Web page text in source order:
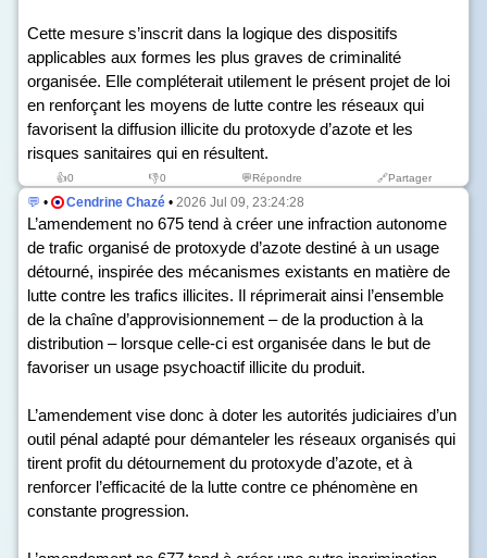
Cette mesure s’inscrit dans la logique des dispositifs
applicables aux formes les plus graves de criminalité
organisée. Elle compléterait utilement le présent projet de loi
en renforçant les moyens de lutte contre les réseaux qui
favorisent la diffusion illicite du protoxyde d’azote et les
risques sanitaires qui en résultent.
👍0 👎0 💬Répondre 🔗Partager
💬 • Cendrine Chazé • 2026 Jul 09, 23:24:28
L’amendement no 675 tend à créer une infraction autonome
de trafic organisé de protoxyde d’azote destiné à un usage
détourné, inspirée des mécanismes existants en matière de
lutte contre les trafics illicites. Il réprimerait ainsi l’ensemble
de la chaîne d’approvisionnement – de la production à la
distribution – lorsque celle-ci est organisée dans le but de
favoriser un usage psychoactif illicite du produit.
L’amendement vise donc à doter les autorités judiciaires d’un
outil pénal adapté pour démanteler les réseaux organisés qui
tirent profit du détournement du protoxyde d’azote, et à
renforcer l’efficacité de la lutte contre ce phénomène en
constante progression.